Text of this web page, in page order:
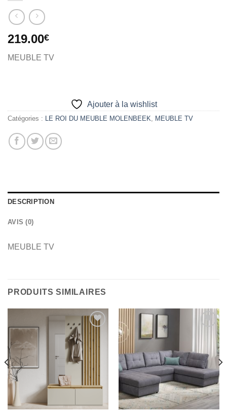
219.00€
MEUBLE TV
Ajouter à la wishlist
Catégories : LE ROI DU MEUBLE MOLENBEEK MEUBLE TV
DESCRIPTION
AVIS (0)
MEUBLE TV
PRODUITS SIMILAIRES
à la
wishlist